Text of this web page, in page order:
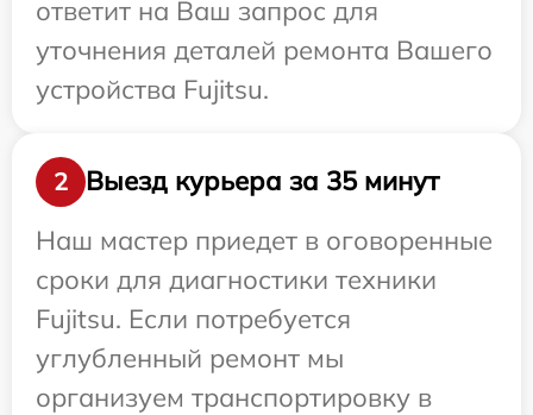
ответит на Ваш запрос для
уточнения деталей ремонта Вашего
устройства Fujitsu.
2
Выезд курьера за 35 минут
Наш мастер приедет в оговоренные
сроки для диагностики техники
Fujitsu. Если потребуется
углубленный ремонт мы
организуем транспортировку в